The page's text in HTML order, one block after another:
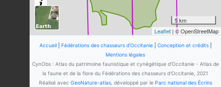
observations
Dernière observation en
2024 Fiche espèce
Effraie des clochers
Tyto alba affinis(Blyth, 1862)
Dernière observation en2025
5 km
Leaflet | © OpenStreetMap
Accueil| Fédérations des chasseurs d'Occitanie| Conception et crédits|
Mentions légales
CynObs : Atlas du patrimoine faunistique et cynégétique d'Occitanie - Atlas de
la faune et de la flore du Fédérations des chasseurs d'Occitanie, 2021
Réalisé avec GeoNature-atlas, développé par le Parc national des Écrins